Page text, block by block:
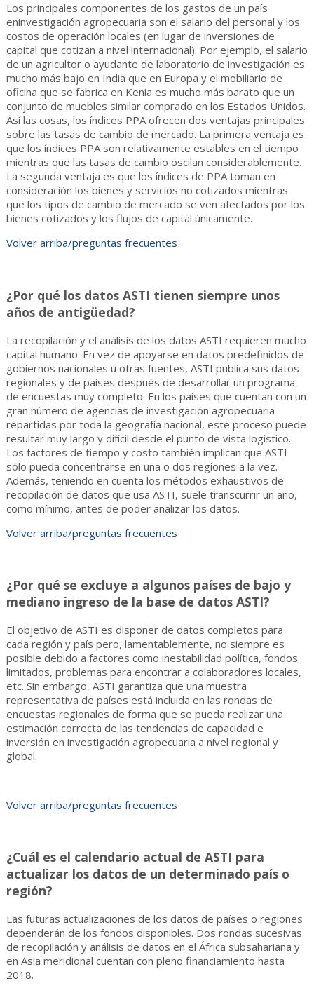
Los principales componentes de los gastos de un país
eninvestigación agropecuaria son el salario del personal y los
costos de operación locales (en lugar de inversiones de
capital que cotizan a nivel internacional). Por ejemplo, el salario
de un agricultor o ayudante de laboratorio de investigación es
mucho más bajo en India que en Europa y el mobiliario de
oficina que se fabrica en Kenia es mucho más barato que un
conjunto de muebles similar comprado en los Estados Unidos.
Así las cosas, los índices PPA ofrecen dos ventajas principales
sobre las tasas de cambio de mercado. La primera ventaja es
que los índices PPA son relativamente estables en el tiempo
mientras que las tasas de cambio oscilan considerablemente.
La segunda ventaja es que los índices de PPA toman en
consideración los bienes y servicios no cotizados mientras
que los tipos de cambio de mercado se ven afectados por los
bienes cotizados y los flujos de capital únicamente.
Volver arriba/preguntas frecuentes
¿Por qué los datos ASTI tienen siempre unos
años de antigüedad?
La recopilación y el análisis de los datos ASTI requieren mucho
capital humano. En vez de apoyarse en datos predefinidos de
gobiernos nacionales u otras fuentes, ASTI publica sus datos
regionales y de países después de desarrollar un programa
de encuestas muy completo. En los países que cuentan con un
gran número de agencias de investigación agropecuaria
repartidas por toda la geografía nacional, este proceso puede
resultar muy largo y difícil desde el punto de vista logístico.
Los factores de tiempo y costo también implican que ASTI
sólo pueda concentrarse en una o dos regiones a la vez.
Además, teniendo en cuenta los métodos exhaustivos de
recopilación de datos que usa ASTI, suele transcurrir un año,
como mínimo, antes de poder analizar los datos.
Volver arriba/preguntas frecuentes
¿Por qué se excluye a algunos países de bajo y
mediano ingreso de la base de datos ASTI?
El objetivo de ASTI es disponer de datos completos para
cada región y país pero, lamentablemente, no siempre es
posible debido a factores como inestabilidad política, fondos
limitados, problemas para encontrar a colaboradores locales,
etc. Sin embargo, ASTI garantiza que una muestra
representativa de países está incluida en las rondas de
encuestas regionales de forma que se pueda realizar una
estimación correcta de las tendencias de capacidad e
inversión en investigación agropecuaria a nivel regional y
global.
Volver arriba/preguntas frecuentes
¿Cuál es el calendario actual de ASTI para
actualizar los datos de un determinado país o
región?
Las futuras actualizaciones de los datos de países o regiones
dependerán de los fondos disponibles. Dos rondas sucesivas
de recopilación y análisis de datos en el África subsahariana y
en Asia meridional cuentan con pleno financiamiento hasta
2018.